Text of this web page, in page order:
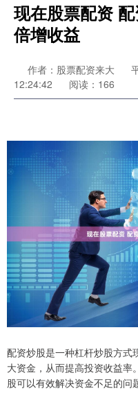
现在股票配资
倍增收益
作者：股票配资来大
12:24:42
阅读：166
配资炒股是一种杠杆炒股方式
大资金，从而提高投资收益
股可以有效解决资金不足的问